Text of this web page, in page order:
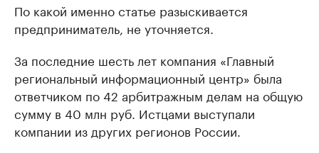
По какой именно статье разыскивается
предприниматель, не уточняется.
За последние шесть лет компания «Главный
региональный информационный центр» была
ответчиком по 42 арбитражным делам на общую
сумму в 40 млн руб. Истцами выступали
компании из других регионов России.